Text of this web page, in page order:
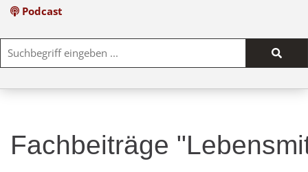
Podcast
Fachbeiträge